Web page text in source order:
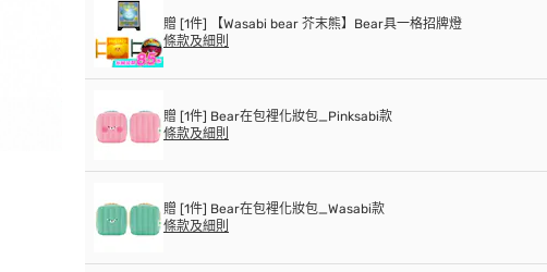
贈 [1件] 【Wasabi bear 芥末熊】Bear具一格招牌燈
條款及細則
贈 [1件] Bear在包裡化妝包_Pinksabi款
條款及細則
贈 [1件] Bear在包裡化妝包_Wasabi款
條款及細則